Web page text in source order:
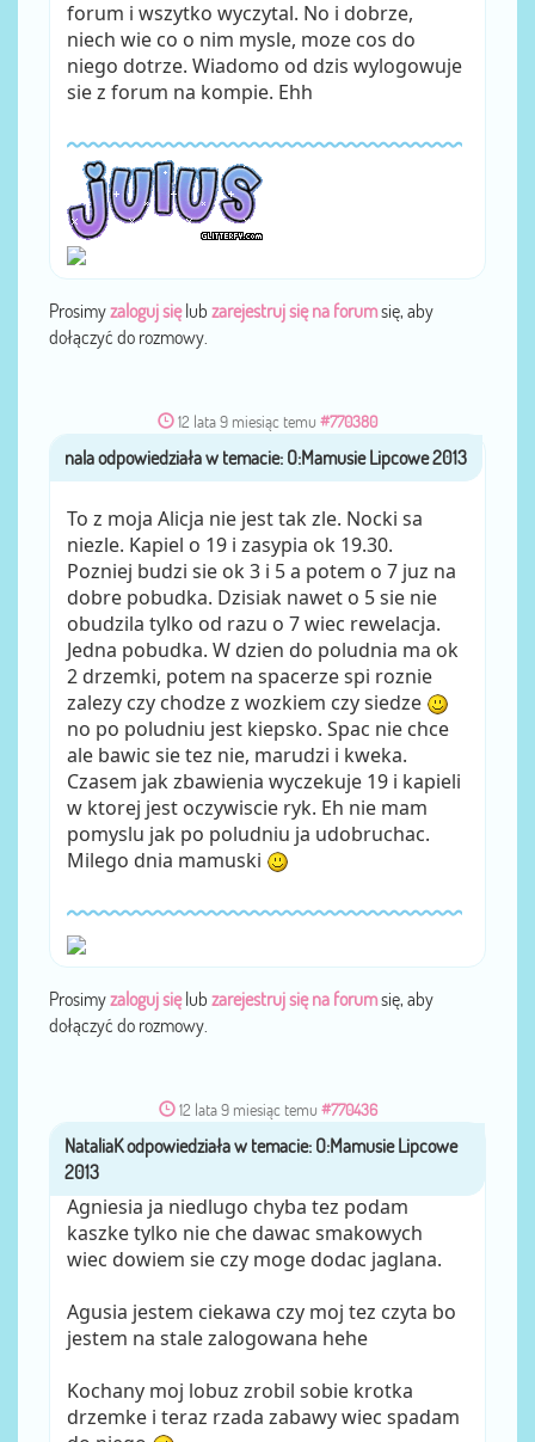
forum i wszytko wyczytal. No i dobrze,
niech wie co o nim mysle, moze cos do
niego dotrze. Wiadomo od dzis wylogowuje
sie z forum na kompie. Ehh
Prosimyzaloguj sięlub zarejestruj się na forumsię, aby
dołączyć do rozmowy.
12 lata 9 miesiąc temu #770380
przeznala
To z moja Alicja nie jest tak zle. Nocki sa
niezle. Kapiel o 19 i zasypia ok 19.30.
Pozniej budzi sie ok 3 i 5 a potem o 7 juz na
dobre pobudka. Dzisiak nawet o 5 sie nie
obudzila tylko od razu o 7 wiec rewelacja.
Jedna pobudka. W dzien do poludnia ma ok
2 drzemki, potem na spacerze spi roznie
zalezy czy chodze z wozkiem czy siedze
no po poludniu jest kiepsko. Spac nie chce
ale bawic sie tez nie, marudzi i kweka.
Czasem jak zbawienia wyczekuje 19 i kapieli
w ktorej jest oczywiscie ryk. Eh nie mam
pomyslu jak po poludniu ja udobruchac.
Milego dnia mamuski
Prosimyzaloguj sięlub zarejestruj się na forumsię, aby
dołączyć do rozmowy.
12 lata 9 miesiąc temu #770436
przezNataliaK
Agniesia ja niedlugo chyba tez podam
kaszke tylko nie che dawac smakowych
wiec dowiem sie czy moge dodac jaglana.
Agusia jestem ciekawa czy moj tez czyta bo
jestem na stale zalogowana hehe
Kochany moj lobuz zrobil sobie krotka
drzemke i teraz rzada zabawy wiec spadam